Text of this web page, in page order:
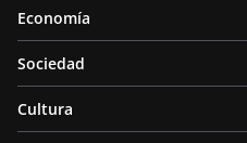
Economía
Sociedad
Cultura